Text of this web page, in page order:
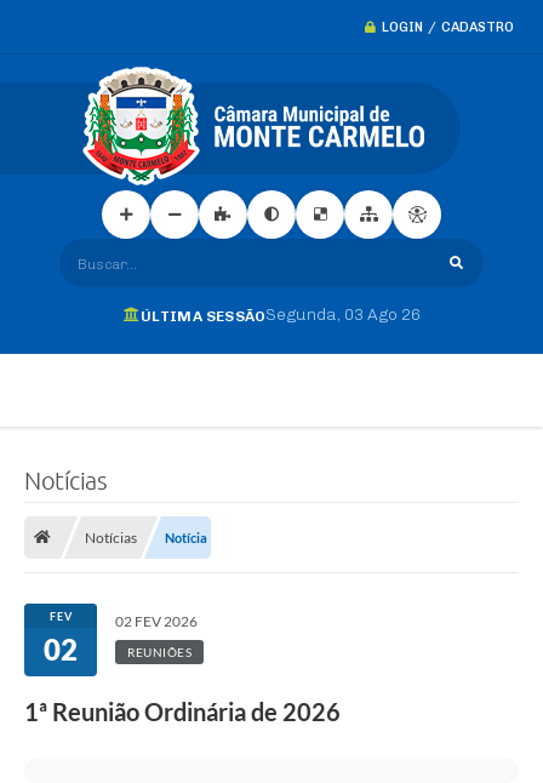
LOGIN / CADASTRO
Buscar...
ÚLTIMA SESSÃOSegunda 03 Ago 26
Notícias
Notícias Notícia
FEV
02
02 FEV 2026
REUNIÕES
1ª Reunião Ordinária de 2026